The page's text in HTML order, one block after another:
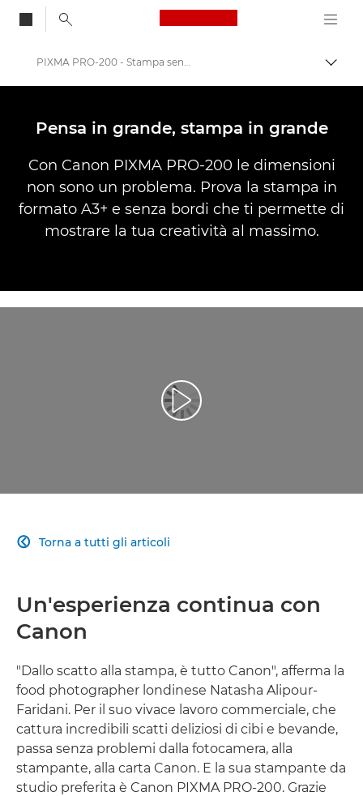
Canon Logo, back
Stampanti Canon
PIXMA PRO-200 - Stampa senza bordi in formato grande
Pensa in grande, stampa in grande
Con Canon PIXMA PRO-200 le dimensioni
non sono un problema. Prova la stampa in
formato A3+ e senza bordi che ti permette di
mostrare la tua creatività al massimo.
Riproduci il video
Torna a tutti gli articoli

Un'esperienza continua con
Canon
"Dallo scatto alla stampa, è tutto Canon", afferma la
food photographer londinese Natasha Alipour-
Faridani. Per il suo vivace lavoro commerciale, che
cattura incredibili scatti deliziosi di cibi e bevande,
passa senza problemi dalla fotocamera, alla
stampante, alla carta Canon. E la sua stampante da
studio preferita è Canon PIXMA PRO-200. Grazie